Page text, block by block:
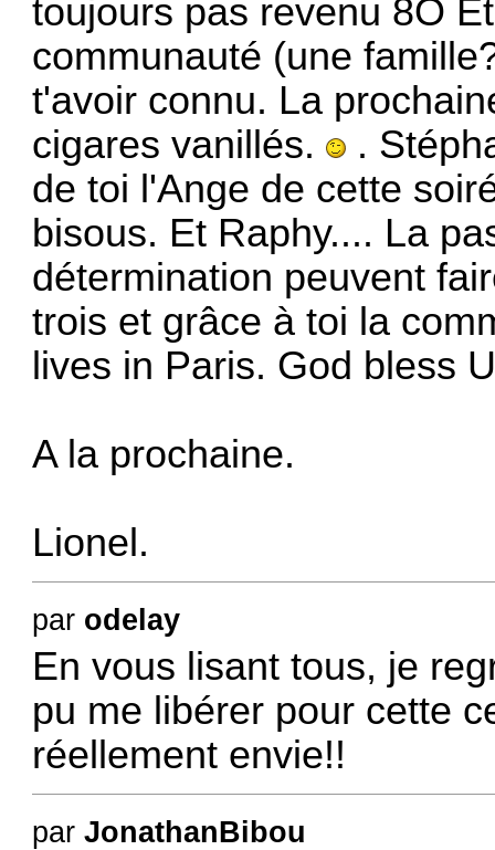
toujours pas revenu 8O
communauté (une
t'avoir connu. La
cigares vanillés.
.
de toi l'Ange de cette
bisous. Et Raphy.... La
détermination peuvent
trois et grâce à toi la
lives in Paris. God bless
A la prochaine.
Lionel.
par odelay
En vous lisant tous, je
pu me libérer pour cette
réellement envie!!
parJonathanBibou